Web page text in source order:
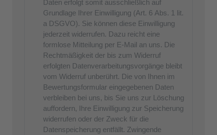
Daten erfolgt somit ausschließlich auf
Grundlage Ihrer Einwilligung (Art. 6 Abs. 1 lit.
a DSGVO). Sie können diese Einwilligung
jederzeit widerrufen. Dazu reicht eine
formlose Mitteilung per E-Mail an uns. Die
Rechtmäßigkeit der bis zum Widerruf
erfolgten Datenverarbeitungsvorgänge bleibt
vom Widerruf unberührt. Die von Ihnen im
Bewertungsformular eingegebenen Daten
verbleiben bei uns, bis Sie uns zur Löschung
auffordern, Ihre Einwilligung zur Speicherung
widerrufen oder der Zweck für die
Datenspeicherung entfällt. Zwingende